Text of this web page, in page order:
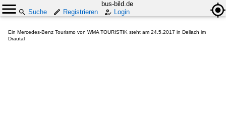
bus-bild.de
Suche
Registrieren Login
Ein Mercedes-Benz Tourismo von WMA TOURISTIK steht am 24.5.2017 in Dellach im
Drautal